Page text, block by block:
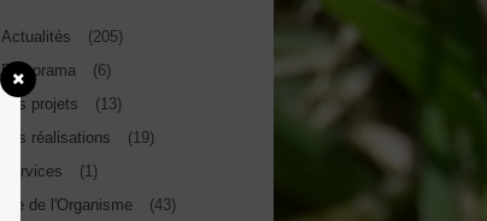
Actualités
(205)
Diaporama
(6)
Les projets
(13)
Les réalisations
(19)
Services
(1)
Vie de l'Organisme
(43)